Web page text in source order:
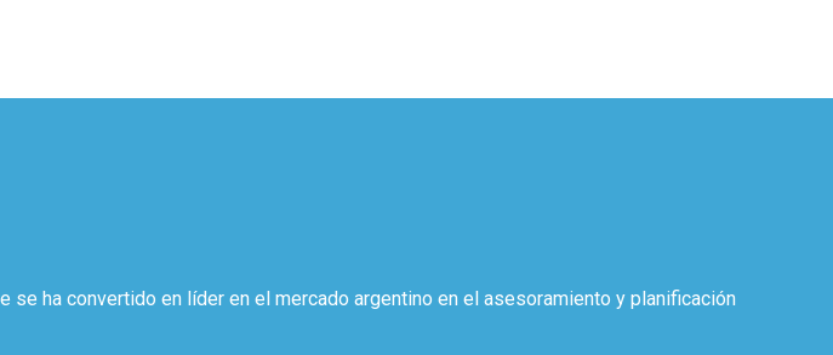
se ha convertido en líder en el mercado argentino en el asesoramiento y planificación